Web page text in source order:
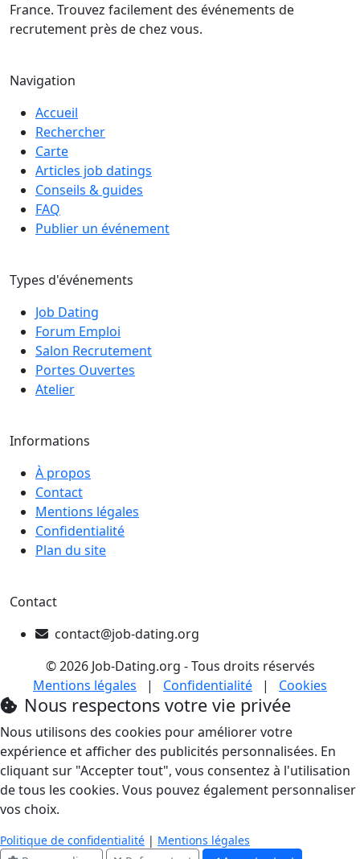
France. Trouvez facilement des événements de
recrutement près de chez vous.
Navigation
Accueil
Rechercher
Carte
Articles job datings
Conseils & guides
FAQ
Publier un événement
Types d'événements
Job Dating
Forum Emploi
Salon Recrutement
Portes Ouvertes
Atelier
Informations
À propos
Contact
Mentions légales
Confidentialité
Plan du site
Contact
contact@job-dating.org
© 2026 Job-Dating.org - Tous droits réservés
Mentions légales
| Confidentialité | Cookies
Nous respectons votre vie privée
Nous utilisons des cookies pour améliorer votre
expérience et afficher des publicités personnalisées. En
cliquant sur "Accepter tout", vous consentez à l'utilisation
de tous les cookies. Vous pouvez également personnaliser
vos choix.
Politique de confidentialité | Mentions légales